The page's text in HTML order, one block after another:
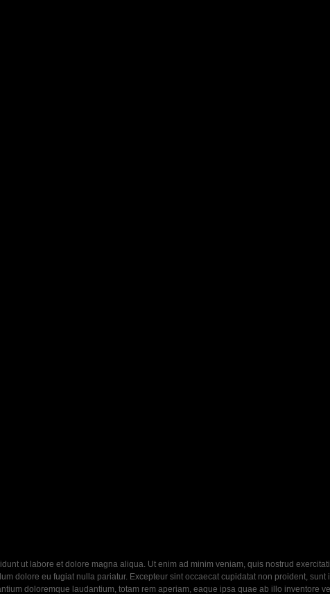
ut labore et dolore magna aliqua. Ut enim ad minim veniam, quis nostrud
dolore eu fugiat nulla pariatur. Excepteur sint occaecat cupidatat non proident,
doloremque laudantium, totam rem aperiam, eaque ipsa quae ab illo inventore